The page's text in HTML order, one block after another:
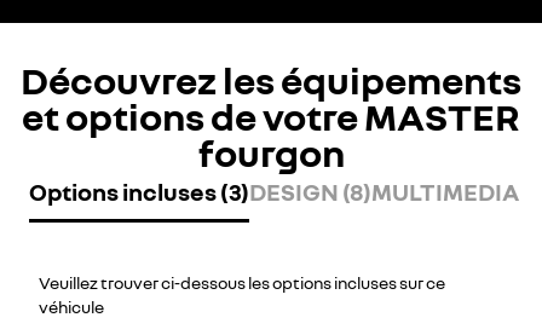
Découvrez les équipements
et options de votre MASTER
fourgon
Options incluses (3)DESIGN (8)MULTIMEDIA
Veuillez trouver ci-dessous les options incluses sur ce
véhicule